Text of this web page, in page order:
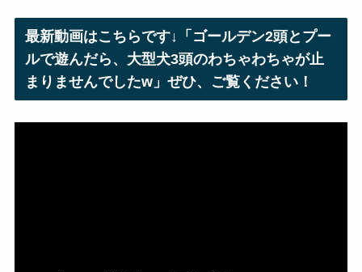
ス
最新動画はこちらです↓「ゴールデン2頭とプー
ルで遊んだら、大型犬3頭のわちゃわちゃが止
まりませんでしたw」ぜひ、ご覧ください！